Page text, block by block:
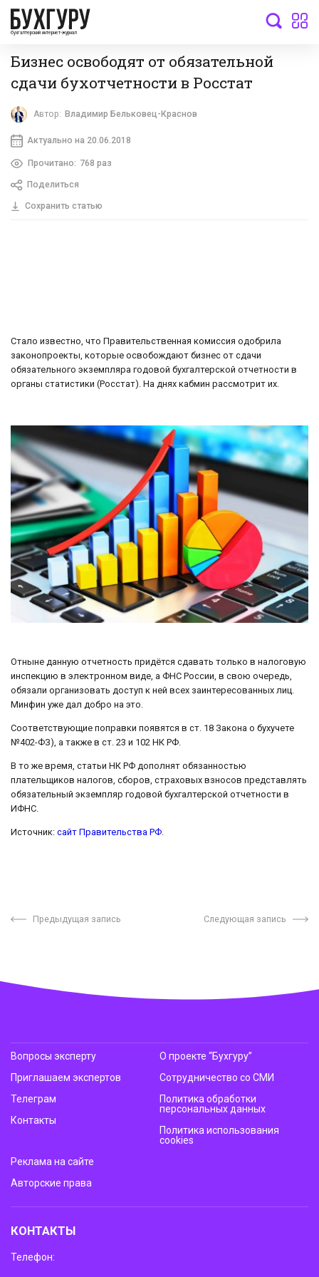
бухгалтерский интернет-журнал
Бизнес освободят от обязательной
сдачи бухотчетности в Росстат
Автор: Владимир Бельковец-Краснов
Актуально на 20.06.2018
Прочитано: 768 раз
Поделиться
Сохранить статью
Стало известно, что Правительственная комиссия одобрила
законопроекты, которые освобождают бизнес от сдачи
обязательного экземпляра годовой бухгалтерской отчетности в
органы статистики (Росстат). На днях кабмин рассмотрит их.
Отныне данную отчетность придётся сдавать только в налоговую
инспекцию в электронном виде, а ФНС России, в свою очередь,
обязали организовать доступ к ней всех заинтересованных лиц.
Минфин уже дал добро на это.
Соответствующие поправки появятся в ст. 18 Закона о бухучете
№402-ФЗ), а также в ст. 23 и 102 НК РФ.
В то же время, статьи НК РФ дополнят обязанностью
плательщиков налогов, сборов, страховых взносов представлять
обязательный экземпляр годовой бухгалтерской отчетности в
ИФНС.
Источник: сайт Правительства РФ
Предыдущая запись Следующая запись
Вопросы эксперту
Приглашаем экспертов
Телеграм
Контакты
О проекте “Бухгуру”
Сотрудничество со СМИ
Политика обработки
персональных данных
Политика использования
cookies
Реклама на сайте
Авторские права
КОНТАКТЫ
Телефон: